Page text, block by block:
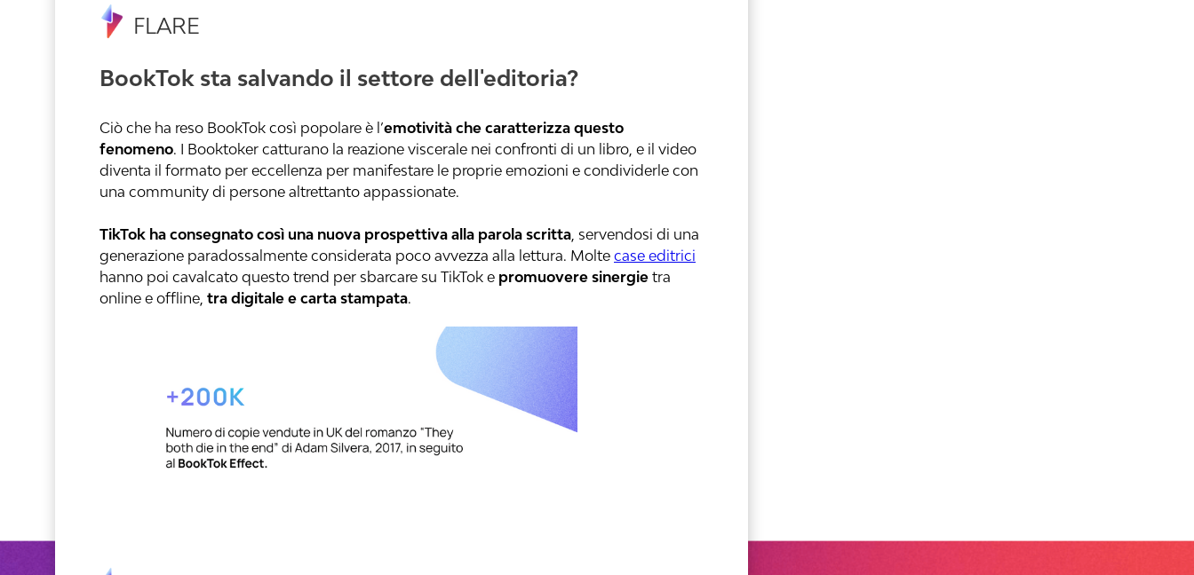
FLARE
BookTok sta salvando il settore dell'editoria?
Ciò che ha reso BookTok così popolare è l’emotività che caratterizza questo
fenomeno. I Booktoker catturano la reazione viscerale nei confronti di un libro, e il video
diventa il formato per eccellenza per manifestare le proprie emozioni e condividerle con
una community di persone altrettanto appassionate.
TikTok ha consegnato così una nuova prospettiva alla parola scritta, servendosi di una
generazione paradossalmente considerata poco avvezza alla lettura. Molte case editrici
hanno poi cavalcato questo trend per sbarcare su TikTok e promuovere sinergie tra
online e offline, tra digitale e carta stampata.